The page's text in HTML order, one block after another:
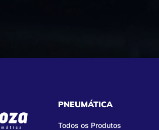
PNEUMÁTICA
Todos os Produtos